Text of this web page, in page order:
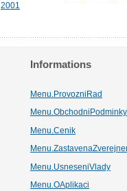
2001
Informations
Menu.ProvozniRad
Menu.ObchodniPodminky
Menu.Cenik
Menu.UsneseniVlady
Menu.OAplikaci